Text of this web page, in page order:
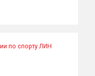
по спорту ЛИН